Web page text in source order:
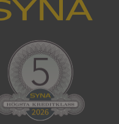
Microsoft
Corporation
de.syna.se